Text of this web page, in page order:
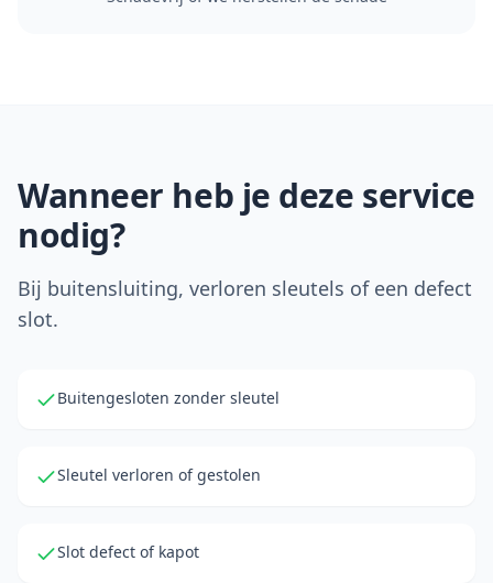
Wanneer heb je deze service
nodig?
Bij buitensluiting, verloren sleutels of een defect
slot.
Buitengesloten zonder sleutel
Sleutel verloren of gestolen
Slot defect of kapot